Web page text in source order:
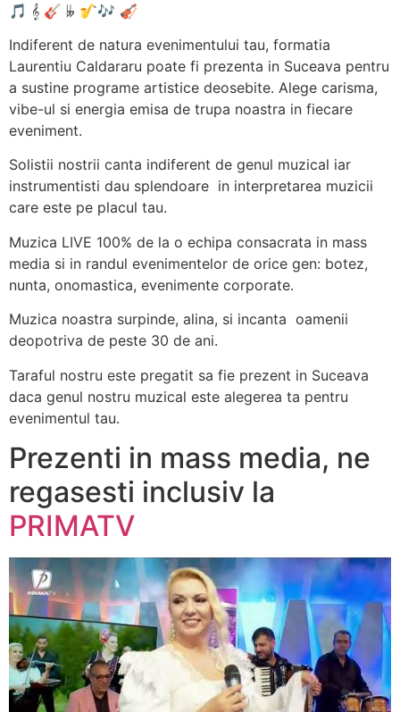
🎵 𝄞 🎸 𝄫 🎷🎶 🎻
Indiferent de natura evenimentului tau, formatia
Laurentiu Caldararu poate fi prezenta in Suceava pentru
a sustine programe artistice deosebite. Alege carisma,
vibe-ul si energia emisa de trupa noastra in fiecare
eveniment.
Solistii nostrii canta indiferent de genul muzical iar
instrumentisti dau splendoare in interpretarea muzicii
care este pe placul tau.
Muzica LIVE 100% de la o echipa consacrata in mass
media si in randul evenimentelor de orice gen: botez,
nunta, onomastica, evenimente corporate.
Muzica noastra surpinde, alina, si incanta oamenii
deopotriva de peste 30 de ani.
Taraful nostru este pregatit sa fie prezent in Suceava
daca genul nostru muzical este alegerea ta pentru
evenimentul tau.
Prezenti in mass media, ne
regasesti inclusiv la
PRIMATV